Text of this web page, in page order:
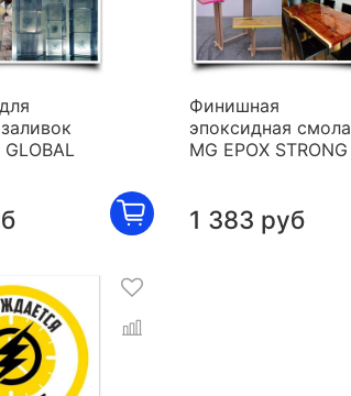
GLOBAL
Финишная
эпоксидная смола
MG EPOX STRONG
1 383 руб